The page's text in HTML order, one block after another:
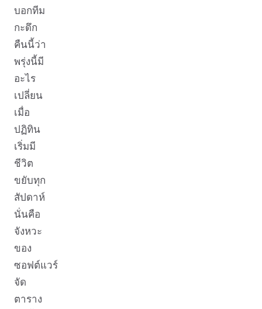
บอกทีม
กะดึก
คืนนี้ว่า
พรุ่งนี้มี
อะไร
เปลี่ยน
เมื่อ
ปฏิทิน
เริ่มมี
ชีวิต
ขยับทุก
สัปดาห์
นั่นคือ
จังหวะ
ของ
ซอฟต์แวร์
จัด
ตาราง